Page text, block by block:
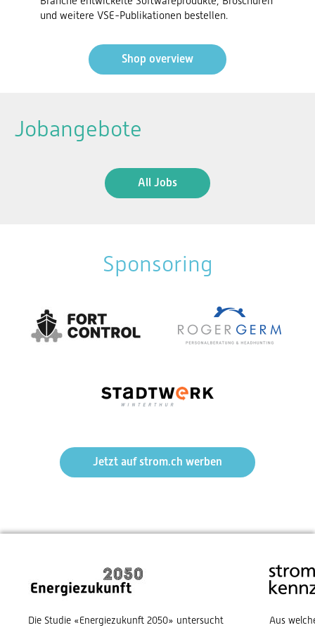
und weitere VSE-Publikationen bestellen.
Shop overview
Jobangebote
All Jobs
Sponsoring
Jetzt auf strom.ch werben
Die Studie «Energiezukunft 2050» untersucht
Aus